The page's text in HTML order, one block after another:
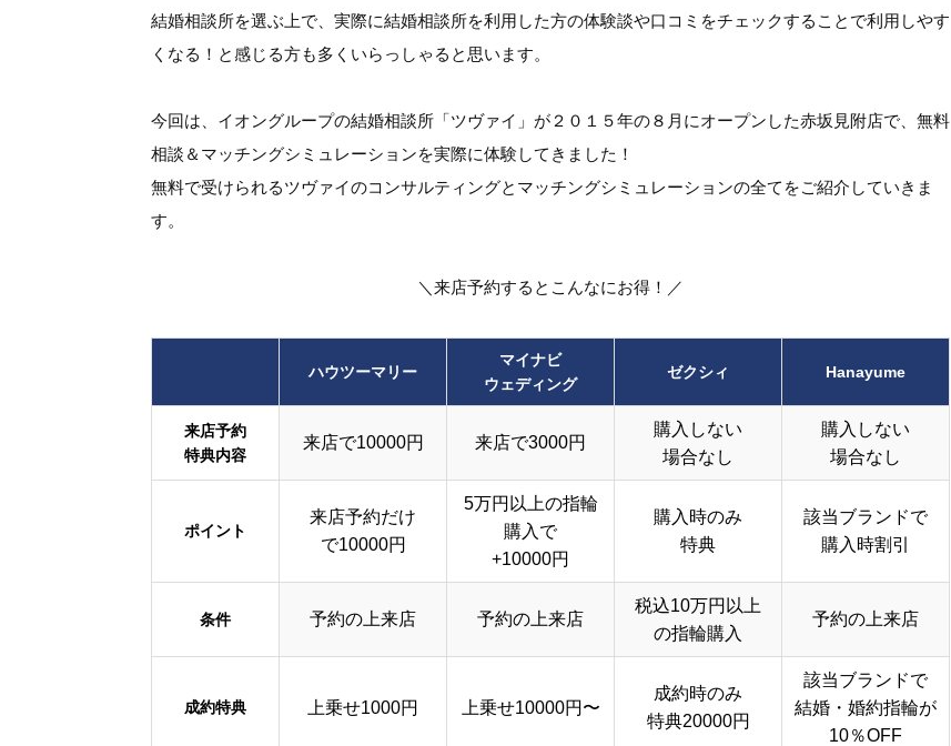
結婚相談所を選ぶ上で、実際に結婚相談所を利用した方の体験談や口コミをチェックすることで利用しやす
くなる！ と感じる方も多くいらっしゃると思います。
今回は、イオングループの結婚相談所「ツヴァイ」が２０１５年の８月にオープンした赤坂見附店で、無料
相談＆マッチングシミュレーションを実際に体験してきました！
無料で受けられるツヴァイのコンサルティングとマッチングシミュレーションの全てをご紹介していきま
す。
＼来店予約するとこんなにお得！／
ハウツーマリー
マイナビ
ウェディング
ゼクシィ Hanayume
来店予約
特典内容
来店で10000円 来店で3000円
購入しない
場合なし
購入しない
場合なし
ポイント
来店予約だけ
で10000円
5万円以上の指輪
購入で
+10000円
購入時のみ
特典
該当ブランドで
購入時割引
条件 予約の上来店 予約の上来店
税込10万円以上
の指輪購入
予約の上来店
成約特典 上乗せ1000円 上乗せ10000円〜
成約時のみ
特典20000円
該当ブランドで
結婚・婚約指輪が
10％OFF